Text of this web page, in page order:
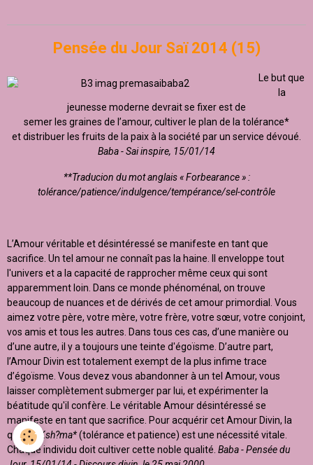
Pensée du Jour Saï 2014 (15)
Le but que
la
jeunesse moderne devrait se fixer est de
semer les graines de l’amour, cultiver le plan de la tolérance*
et distribuer les fruits de la paix à la société par un service dévoué.
Baba - Sai inspire, 15/01/14
**Traducion du mot anglais « Forbearance » :
tolérance/patience/indulgence/tempérance/sel-contrôle
L’Amour véritable et désintéressé se manifeste en tant que
sacrifice. Un tel amour ne connaît pas la haine. Il enveloppe tout
l'univers et a la capacité de rapprocher même ceux qui sont
apparemment loin. Dans ce monde phénoménal, on trouve
beaucoup de nuances et de dérivés de cet amour primordial. Vous
aimez votre père, votre mère, votre frère, votre sœur, votre conjoint,
vos amis et tous les autres. Dans tous ces cas, d’une manière ou
d’une autre, il y a toujours une teinte d'égoïsme. D’autre part,
l’Amour Divin est totalement exempt de la plus infime trace
d’égoïsme. Vous devez vous abandonner à un tel Amour, vous
laisser complètement submerger par lui, et expérimenter la
béatitude qu'il confère. Le véritable Amour désintéressé se
manifeste en tant que sacrifice. Pour acquérir cet Amour Divin, la
qualité Ksh?ma*(tolérance et patience) est une nécessité vitale.
Chaque individu doit cultiver cette noble qualité. Baba - Pensée du